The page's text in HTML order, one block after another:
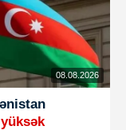
08.08.2026
yüksək